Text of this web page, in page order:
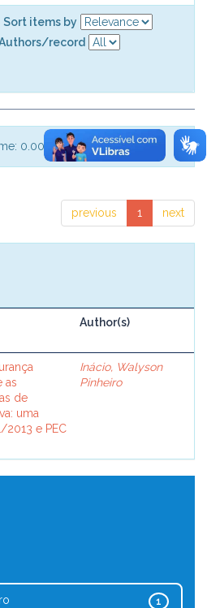
Sort items by
record
0.002 seconds).
previous 1 next
Author(s)
as
de
uma
2013 e PEC
Inácio, Walyson
Pinheiro
1